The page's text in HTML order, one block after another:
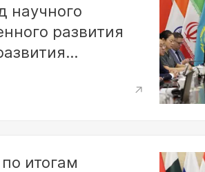
научного
развития
итогам